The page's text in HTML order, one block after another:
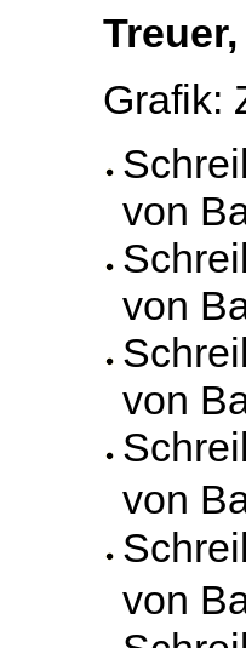
Grafik:
von
von
von
von
von